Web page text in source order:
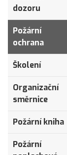
dozoru
Požární
ochrana
Školení
Organizační
směrnice
Požární kniha
Požární